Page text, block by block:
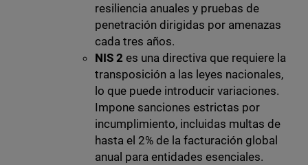
resiliencia anuales y pruebas de
penetración dirigidas por amenazas
cada tres años.
NIS 2 es una directiva que requiere la
transposición a las leyes nacionales,
lo que puede introducir variaciones.
Impone sanciones estrictas por
incumplimiento, incluidas multas de
hasta el 2% de la facturación global
anual para entidades esenciales.